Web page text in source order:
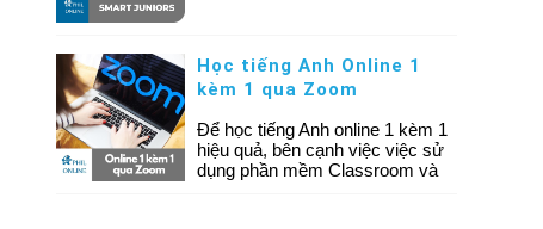
Học tiếng Anh Online 1
kèm 1 qua Zoom
Để học tiếng Anh online 1 kèm 1
hiệu quả, bên cạnh việc việc sử
dụng phần mềm Classroom và